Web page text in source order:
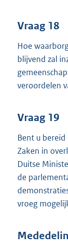
Vraag 18
Hoe
blijvend zal
veroordelen
Vraag 19
Bent u
Zaken in
Duitse
de
vroeg